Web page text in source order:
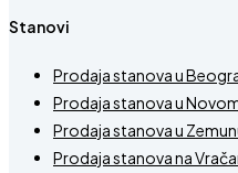
Stanovi
Prodaja stanova u
Prodaja stanova u
Prodaja stanova u
Prodaja stanova na